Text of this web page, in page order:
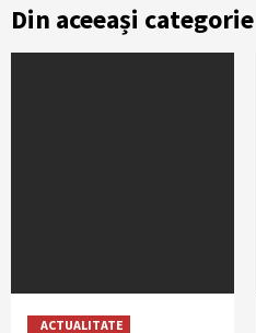
Din aceeași categorie
ACTUALITATE